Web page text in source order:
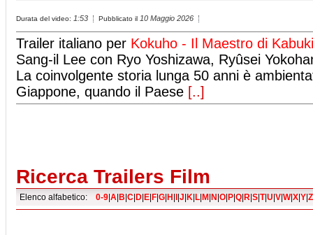
Durata del video: 1:53 Pubblicato il 10 Maggio 2026
Trailer italiano per Kokuho - Il Maestro di Kabuki
Sang-il Lee con Ryo Yoshizawa, Ryûsei
La coinvolgente storia lunga 50 anni è
Giappone, quando il Paese [..]
Ricerca Trailers Film
Elenco alfabetico: 0-9|A|B|C|D|E|F|G|H|I|J|K|L|M|N|O|P|Q|R|S|T|U|V|W|X|Y|Z